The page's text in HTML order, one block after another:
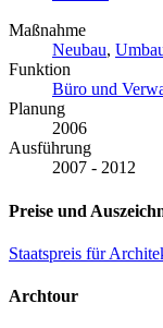
Maßnahme
Neubau,
Funktion
Büro und
Planung
2006
Ausführung
2007 - 2012
Preise und
Staatspreis für
Archtour